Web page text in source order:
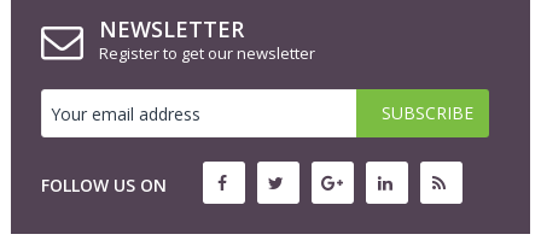
NEWSLETTER
Register to get our newsletter
FOLLOW US ON